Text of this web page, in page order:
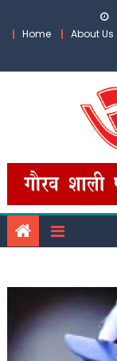
Home
About Us